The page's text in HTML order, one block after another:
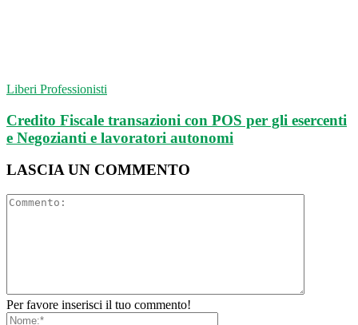
Liberi Professionisti
Credito Fiscale transazioni con POS per gli esercenti
e Negozianti e lavoratori autonomi
LASCIA UN COMMENTO
Per favore inserisci il tuo commento!